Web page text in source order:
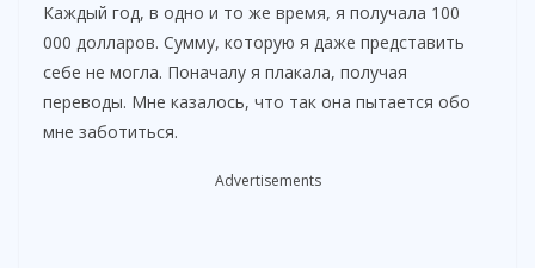
Каждый год, в одно и то же время, я получала 100
000 долларов. Сумму, которую я даже представить
себе не могла. Поначалу я плакала, получая
переводы. Мне казалось, что так она пытается обо
мне заботиться.
Advertisements